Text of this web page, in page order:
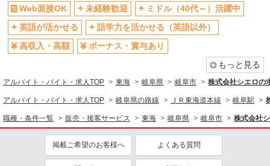
Web面接OK
未経験歓迎
ミドル（40代～）活躍中
英語が活かせる
語学力を活かせる（英語以外）
高収入・高額
ボーナス・賞与あり
もっと見る
アルバイト・バイト・求人TOP 東海 岐阜県 岐阜市 株式会社シエロの
アルバイト・バイト・求人TOP 岐阜県の路線 ＪＲ東海道本線 岐阜駅
職種・条件一覧 販売・接客サービス 東海 岐阜県 岐阜市 株式会社
掲載ご希望のお客様へ よくある質問